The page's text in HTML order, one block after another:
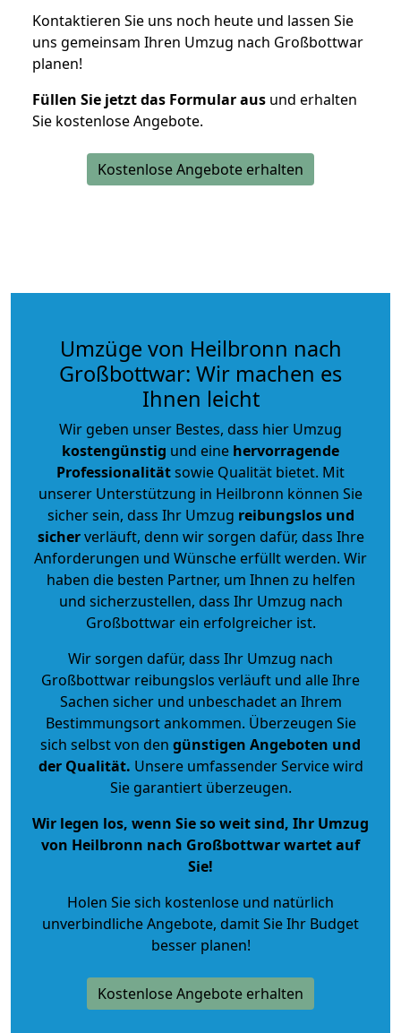
Kontaktieren Sie uns noch heute und lassen Sie
uns gemeinsam Ihren Umzug nach Großbottwar
planen!
Füllen Sie jetzt das Formular aus und erhalten
Sie kostenlose Angebote.
Kostenlose Angebote erhalten
Umzüge von Heilbronn nach
Großbottwar: Wir machen es
Ihnen leicht
Wir geben unser Bestes, dass hier Umzug
kostengünstig und eine hervorragende
Professionalitätsowie Qualität bietet. Mit
unserer Unterstützung in Heilbronn können Sie
sicher sein, dass Ihr Umzug reibungslos und
sicherverläuft, denn wir sorgen dafür, dass Ihre
Anforderungen und Wünsche erfüllt werden. Wir
haben die besten Partner, um Ihnen zu helfen
und sicherzustellen, dass Ihr Umzug nach
Großbottwar ein erfolgreicher ist.
Wir sorgen dafür, dass Ihr Umzug nach
Großbottwar reibungslos verläuft und alle Ihre
Sachen sicher und unbeschadet an Ihrem
Bestimmungsort ankommen. Überzeugen Sie
sich selbst von den günstigen Angeboten und
der Qualität. Unsere umfassender Service wird
Sie garantiert überzeugen.
Wir legen los, wenn Sie so weit sind, Ihr Umzug
von Heilbronn nach Großbottwar wartet auf
Sie!
Holen Sie sich kostenlose und natürlich
unverbindliche Angebote, damit Sie Ihr Budget
besser planen!
Kostenlose Angebote erhalten